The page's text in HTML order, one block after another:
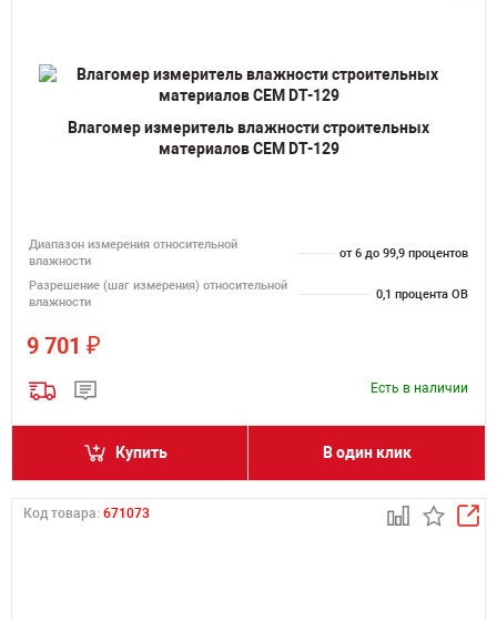
Влагомер измеритель влажности строительных
материалов CEM DT-129
Диапазон измерения относительной
влажности
от 6 до 99,9 процентов
Разрешение (шаг измерения) относительной
влажности
0,1 процента ОВ
9 701 ₽
Есть в наличии
Купить В один клик
Код товара: 671073